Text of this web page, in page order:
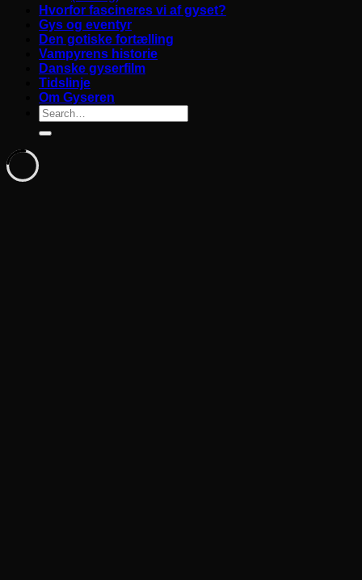
Hvorfor fascineres vi af gyset?
Gys og eventyr
Den gotiske fortælling
Vampyrens historie
Danske gyserfilm
Tidslinje
Om Gyseren